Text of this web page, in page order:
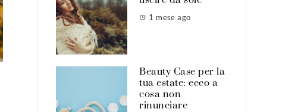
1 mese ago
Beauty Case per la
tua estate: ecco a
cosa non
rinunciare